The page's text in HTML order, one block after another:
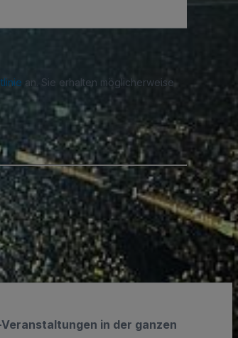
an. Sie erhalten möglicherweise
in der ganzen